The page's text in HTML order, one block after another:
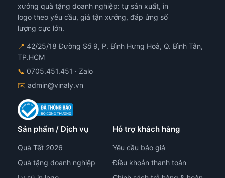
xưởng quà tặng doanh nghiệp: tự sản xuất, in
logo theo yêu cầu, giá tận xưởng, đáp ứng số
lượng cực lớn.
📍 42/25/18 Đường Số 9, P. Bình Hưng Hoà, Q. Bình Tân,
TP.HCM
📞 0705.451.451 · Zalo
✉️ admin@vinaly.vn
Sản phẩm / Dịch vụ
Quà Tết 2026
Quà tặng doanh nghiệp
Hỗ trợ khách hàng
Yêu cầu báo giá
Điều khoản thanh toán